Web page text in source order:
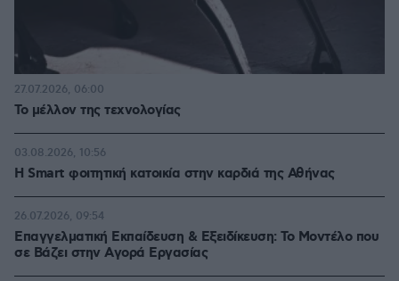
Το μέλλον της τεχνολογίας
27.07.2026, 06:00
Η Smart φοιτητική κατοικία στην καρδιά της Αθήνας
03.08.2026, 10:56
Επαγγελματική Εκπαίδευση & Εξειδίκευση: Το Mοντέλο που
σε Bάζει στην Aγορά Eργασίας
26.07.2026, 09:54